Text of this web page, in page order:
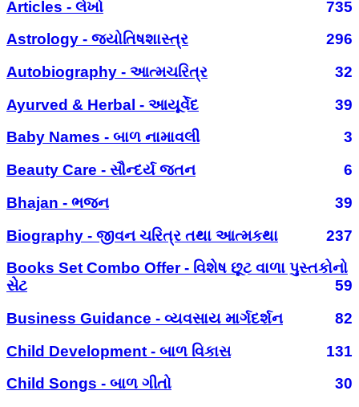
Articles - લેખો
735
Astrology - જ્યોતિષશાસ્ત્ર
296
Autobiography - આત્મચરિત્ર
32
Ayurved & Herbal - આયૂર્વેદ
39
Baby Names - બાળ નામાવલી
3
Beauty Care - સૌન્દર્ય જતન
6
Bhajan - ભજન
39
Biography - જીવન ચરિત્ર તથા આત્મકથા
237
Books Set Combo Offer - વિશેષ છૂટ વાળા પુસ્તકોનો
સેટ
59
Business Guidance - વ્યવસાય માર્ગદર્શન
82
Child Development - બાળ વિકાસ
131
Child Songs - બાળ ગીતો
30